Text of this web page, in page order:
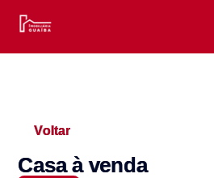
Voltar
Casa à venda